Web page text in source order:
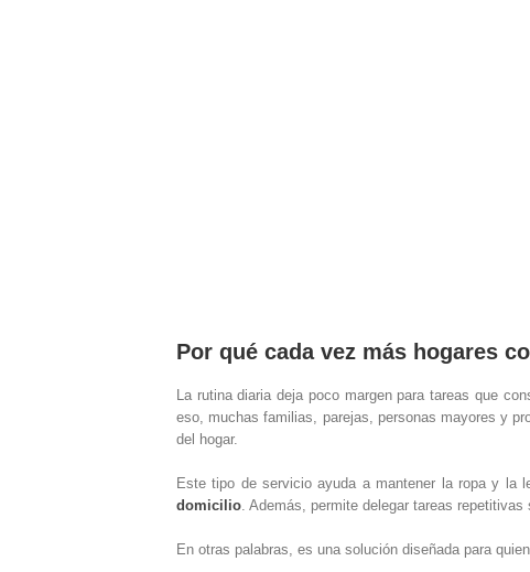
Por qué cada vez más hogares
La rutina diaria deja poco margen para tareas que
eso, muchas familias, parejas, personas mayores y
del hogar.
Este tipo de servicio ayuda a mantener la ropa y la
domicilio . Además, permite delegar tareas
En otras palabras, es una solución diseñada para